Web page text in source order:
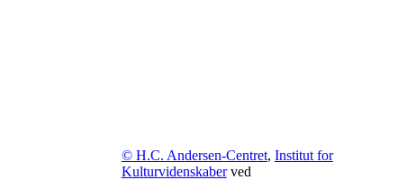
© H.C. Andersen-Centret, Institut for
Kulturvidenskaberved